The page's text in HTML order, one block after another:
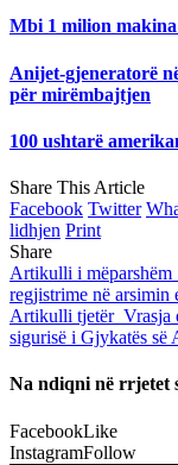
Mbi 1 milion
Anijet-gjeneratorë
për mirëmbajtjen
100 ushtarë
Share This Article
Facebook Twitter
lidhjen Print
Share
Artikulli i mëparshëm
regjistrime në arsimin
Artikulli tjetër Vrasja
sigurisë i Gjykatës së
Na ndiqni në rrjetet
FacebookLike
InstagramFollow